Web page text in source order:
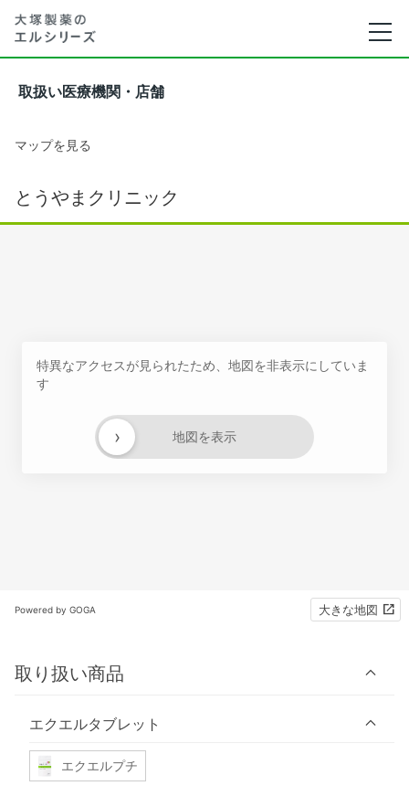
取扱い医療機関・店舗
マップを見る
とうやまクリニック
特異なアクセスが見られたため、地図を非表示にしていま
す
地図を表示
›
Powered by GOGA 大きな地図
取り扱い商品
エクエルタブレット
エクエルプチ